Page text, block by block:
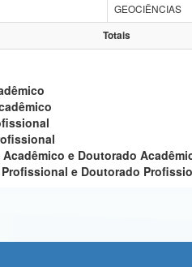
GEOCIÊNCIAS
Totais
Acadêmico e Doutorado
Profissional e Doutorado